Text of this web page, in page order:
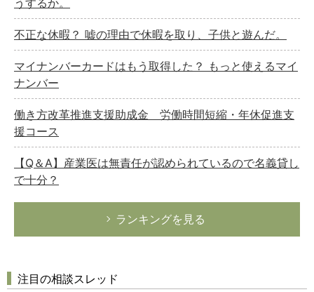
不正な休暇？ 嘘の理由で休暇を取り、子供と遊んだ。
マイナンバーカードはもう取得した？ もっと使えるマイ
ナンバー
働き方改革推進支援助成金 労働時間短縮・年休促進支
援コース
【Q＆A】産業医は無責任が認められているので名義貸し
で十分？
ランキングを見る
注目の相談スレッド